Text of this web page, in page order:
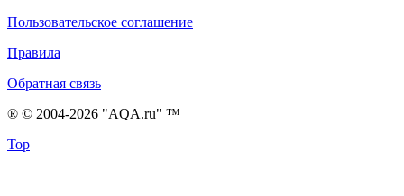
Пользовательское соглашение
Правила
Обратная связь
® © 2004-2026 "AQA.ru" ™
Top